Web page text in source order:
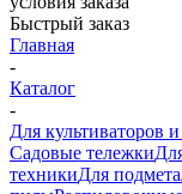
Быстрый заказ
Главная
-
Каталог
-
Для культиваторов
Садовые тележки
техникиДля